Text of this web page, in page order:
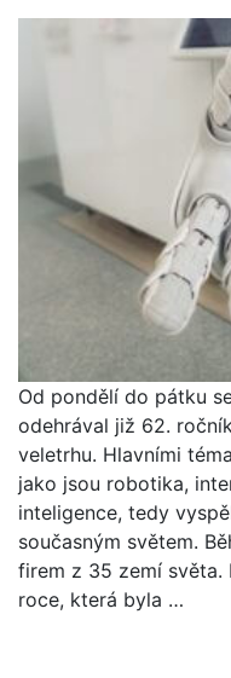
Od pondělí do pátku
odehrával již 62.
veletrhu. Hlavními
jako jsou robotika,
inteligence, tedy
současným světem.
firem z 35 zemí světa.
roce, která byla …